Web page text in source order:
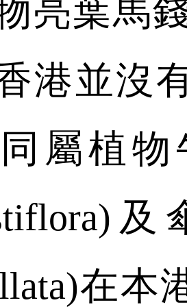
亮葉馬
港並沒
屬植物
及
在本